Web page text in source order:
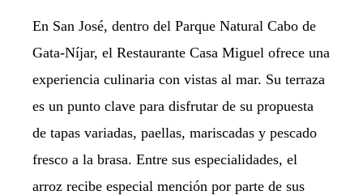
En San José, dentro del Parque Natural Cabo de
Gata-Níjar, el Restaurante Casa Miguel ofrece una
experiencia culinaria con vistas al mar. Su terraza
es un punto clave para disfrutar de su propuesta
de tapas variadas, paellas, mariscadas y pescado
fresco a la brasa. Entre sus especialidades, el
arroz recibe especial mención por parte de sus